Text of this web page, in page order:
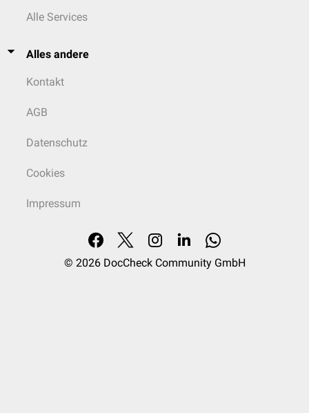
Alle Services
Alles andere
Kontakt
AGB
Datenschutz
Cookies
Impressum
© 2026 DocCheck Community GmbH